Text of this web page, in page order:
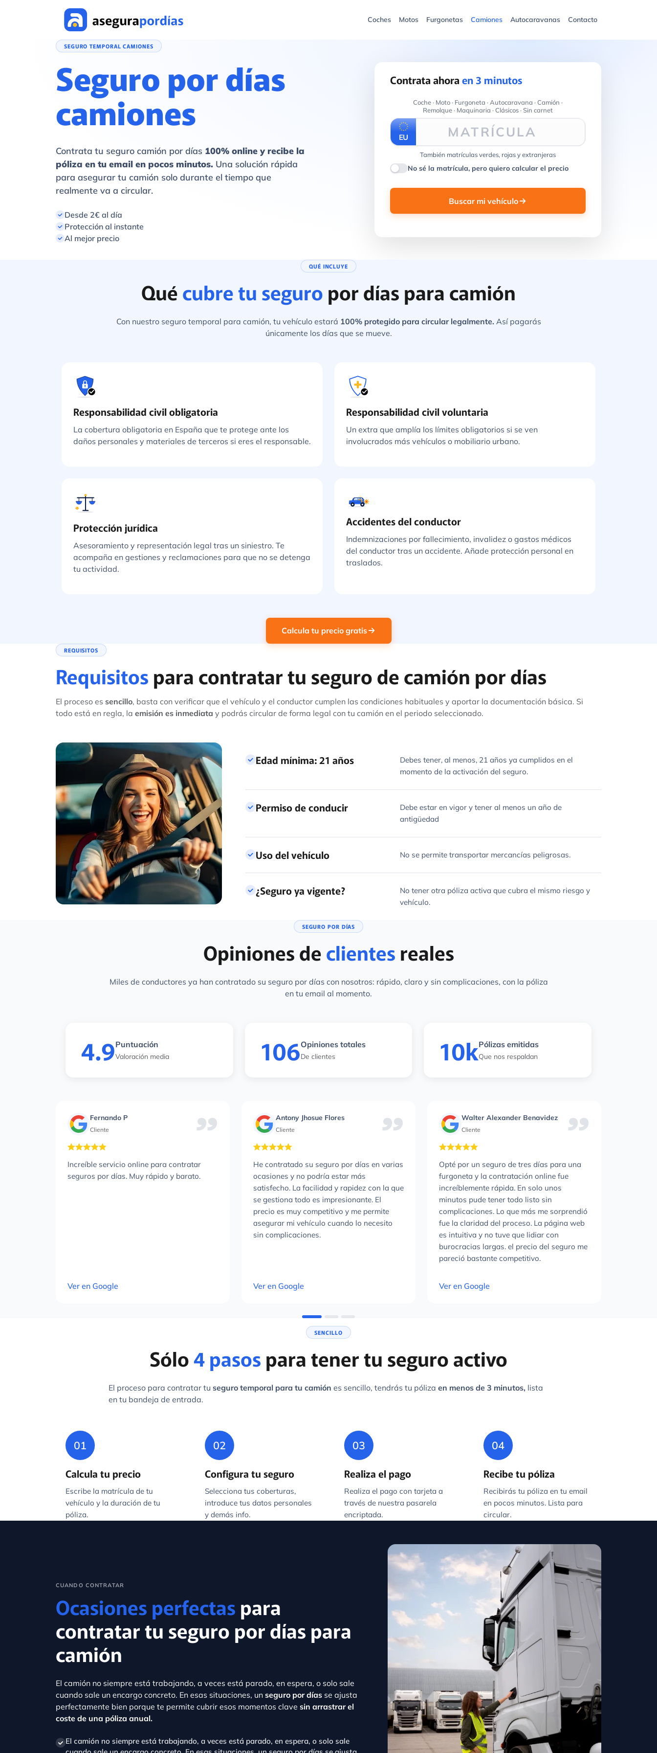
Coches Motos Furgonetas Camiones Autocaravanas Contacto
SEGURO TEMPORAL CAMIONES
Seguro por días
camiones
Contrata tu seguro camión por días 100% online y recibe la
póliza en tu email en pocos minutos. Una solución rápida
para asegurar tu camión solo durante el tiempo que
realmente va a circular.
Desde 2€ al día
Protección al instante
Al mejor precio
Contrata ahora en 3 minutos
Coche · Moto · Furgoneta · Autocaravana · Camión ·
Remolque · Maquinaria · Clásicos · Sin carnet
EU MATRÍCULA
También matrículas verdes, rojas y extranjeras
No sé la matrícula, pero quiero calcular el precio
Buscar mi vehículo
QUÉ INCLUYE
Quécubre tu seguro por días para camión
Con nuestro seguro temporal para camión, tu vehículo estará 100% protegido para circular legalmente. Así pagarás
únicamente los días que se mueve.
Responsabilidad civil obligatoria
La cobertura obligatoria en España que te protege ante los
daños personales y materiales de terceros si eres el responsable.
Responsabilidad civil voluntaria
Un extra que amplía los límites obligatorios si se ven
involucrados más vehículos o mobiliario urbano.
Protección jurídica
Asesoramiento y representación legal tras un siniestro. Te
acompaña en gestiones y reclamaciones para que no se detenga
tu actividad.
Accidentes del conductor
Indemnizaciones por fallecimiento, invalidez o gastos médicos
del conductor tras un accidente. Añade protección personal en
traslados.
Calcula tu precio gratis
REQUISITOS
Requisitos para contratar tu seguro de camión por días
El proceso es sencillo, basta con verificar que el vehículo y el conductor cumplen las condiciones habituales y aportar la documentación básica. Si
todo está en regla, la emisión es inmediata y podrás circular de forma legal con tu camión en el periodo seleccionado.
Edad mínima: 21 años
Debes tener, al menos, 21 años ya cumplidos en el
momento de la activación del seguro.
Permiso de conducir
Debe estar en vigor y tener al menos un año de
antigüedad
Uso del vehículo No se permite transportar mercancías peligrosas.
¿Seguro ya vigente?
No tener otra póliza activa que cubra el mismo riesgo y
vehículo.
SEGURO POR DÍAS
Opiniones declientes reales
Miles de conductores ya han contratado su seguro por días con nosotros: rápido, claro y sin complicaciones, con la póliza
en tu email al momento.
4.9Puntuación
Valoración media 106Opiniones totales
De clientes 10kPólizas emitidas
Que nos respaldan
Carlos Lachpalan
Cliente
Necesitaba un seguro por días para un
viaje y en minutos tenía la póliza. Solo
Andrew Martinez
Cliente
Su servicio de seguros por días online es
de lo mejor. No los conocía, necesitaba un
seguro para unos días para mi coche y
fueron la mejor solución. Es facilísimo y te
llega la póliza en segundos.
Mónica Díaz
Cliente
La necesidad de un seguro por días para
coches me llevo a Tres Mares seguros y no
puedo estar más satisfecha. En cuestión de
minutos, tenía mi póliza activa y lista para
cubrir mi coche los días que necesitaba. Sin
duda, volveré a utilizar sus servicios.
Ver en Google
para tener tu seguro activo
El proceso para contratar tu seguro temporal para tu camión es sencillo, tendrás tu póliza en menos de 3 minutos,
en tu bandeja de entrada.
Calcula tu precio
Escribe la matrícula de tu
póliza.
Configura tu seguro
Selecciona tus coberturas,
y demás info.
Realiza el pago
Realiza el pago con tarjeta a
encriptada.
Recibe tu póliza
Recibirás tu póliza en tu email
circular.
contratar tu seguro por días para
camión
El camión no siempre está trabajando, a veces está parado, en espera, o solo sale
cuando sale un encargo concreto. En esas situaciones, un
coste de una póliza anual.
El camión no siempre está trabajando, a veces está parado, en espera, o solo sale
cuando sale un encargo concreto. En esas situaciones, un seguro por días se ajusta
coste de una póliza anual.
Necesidad puntual de cobertura: por un viaje específico, un traslado o un trabajo